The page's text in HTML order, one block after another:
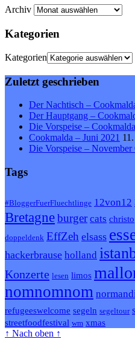
Archiv
Kategorien
Kategorien
Zuletzt geschrieben
Der Nachtisch –
Der Hauptgang –
Die Vorspeise –
Cookmalda – Juni 2021
Die Vorspeise – November
Tags
#BloggerFuerFluechtlinge 12von12
Bretagneburger cats christo
doppeldenk EffZeh elsass
hackerbrause holland
Konzerte lesen limos
nomnomnom
refugeeswelcome segeln segeltour
streetfoodfestival wm xmas
↑ Nach oben ↑